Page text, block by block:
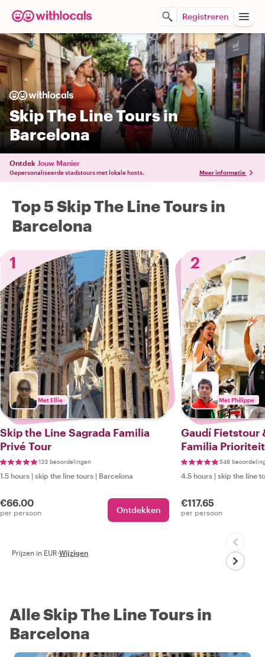
Registreren
Skip The Line Tours in
Barcelona
Ontdek Jouw Manier
Gepersonaliseerde stadstours met lokale hosts. Meer informatie
Top 5 Skip The Line Tours in
Barcelona
1
Met Ellie
Skip the Line Sagrada Familia
Privé Tour
133 beoordelingen
1.5 hours | skip the line tours | Barcelona
€66.00
per persoon Ontdekken
2
Met Philippe
Gaudí Fietstour
Familia
548
4.5 hours | skip the line
€117.65
per persoon
Prijzen in EUR·Wijzigen
Alle Skip The Line Tours in
Barcelona